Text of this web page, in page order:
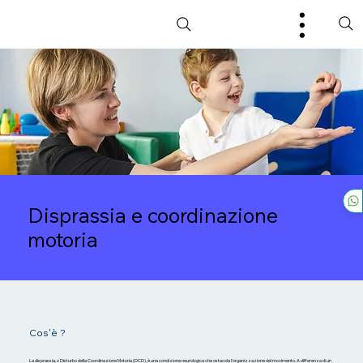
Disprassia e coordinazione
motoria
Cos'è ?
La disprassia, o Disturbo della Coordinazione Motoria (DCD), è una condizione neurologica che ostacola l'organizzazione del movimento. A differenza di un